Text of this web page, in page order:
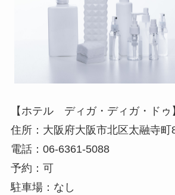
【ホテル ディガ・ディガ・ドゥ
住所：大阪府大阪市北区太融寺町
電話：06-6361-5088
予約：可
駐車場：なし